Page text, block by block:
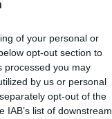
of your personal or
opt-out section to
processed you may
by us or personal
opt-out of the
list of downstream